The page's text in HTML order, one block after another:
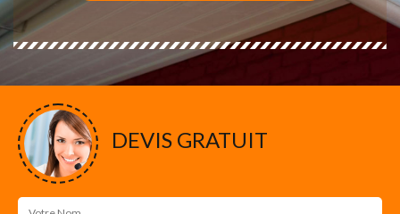
DEVIS GRATUIT